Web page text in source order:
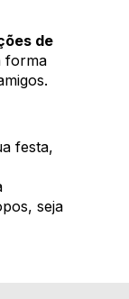
de
forma
festa,
seja